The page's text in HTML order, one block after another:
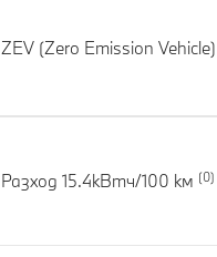
ZEV (Zero Emission Vehicle)
Разход 15.4кВтч/100 км